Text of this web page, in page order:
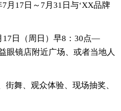
月17日～7月31日与‘XX品牌
17日（周日）早8：30点—
眼镜店附近广场、或者当地人
街舞、观众体验、现场抽奖、